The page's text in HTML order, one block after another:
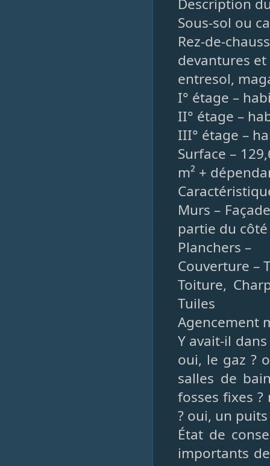
Description
Sous-sol ou
Rez-de-
devantures
entresol,
I° étage –
II° étage –
III° étage –
Surface –
m² +
Murs –
partie du
Planchers –
Couverture –
Toiture,
Tuiles
Agencement
Y avait-il
oui, le gaz ?
salles de
fosses fixes ?
? oui, un
État de
importants